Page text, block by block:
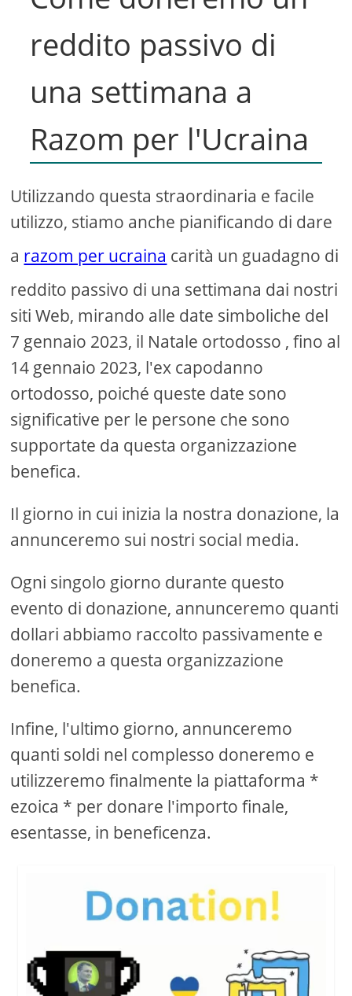
reddito passivo di
una settimana a
Razom per l'Ucraina
Utilizzando questa straordinaria e facile
utilizzo, stiamo anche pianificando di dare
a razom per ucraina carità un guadagno di
reddito passivo di una settimana dai nostri
siti Web, mirando alle date simboliche del
7 gennaio 2023, il Natale ortodosso , fino al
14 gennaio 2023, l'ex capodanno
ortodosso, poiché queste date sono
significative per le persone che sono
supportate da questa organizzazione
benefica.
Il giorno in cui inizia la nostra donazione, la
annunceremo sui nostri social media.
Ogni singolo giorno durante questo
evento di donazione, annunceremo quanti
dollari abbiamo raccolto passivamente e
doneremo a questa organizzazione
benefica.
Infine, l'ultimo giorno, annunceremo
quanti soldi nel complesso doneremo e
utilizzeremo finalmente la piattaforma *
ezoica * per donare l'importo finale,
esentasse, in beneficenza.